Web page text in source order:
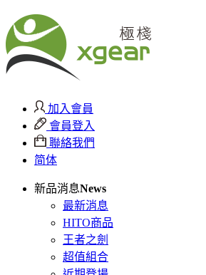
加入會員
會員登入
聯絡我們
简体
新品消息News
最新消息
HITO商品
王者之劍
超值組合